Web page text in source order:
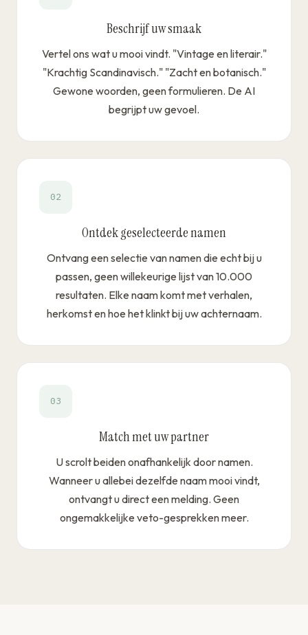
Beschrijf uw smaak
Vertel ons wat u mooi vindt. "Vintage en literair."
"Krachtig Scandinavisch." "Zacht en botanisch."
Gewone woorden, geen formulieren. De AI
begrijpt uw gevoel.
02
Ontdek geselecteerde namen
Ontvang een selectie van namen die echt bij u
passen, geen willekeurige lijst van 10.000
resultaten. Elke naam komt met verhalen,
herkomst en hoe het klinkt bij uw achternaam.
03
Match met uw partner
U scrolt beiden onafhankelijk door namen.
Wanneer u allebei dezelfde naam mooi vindt,
ontvangt u direct een melding. Geen
ongemakkelijke veto-gesprekken meer.